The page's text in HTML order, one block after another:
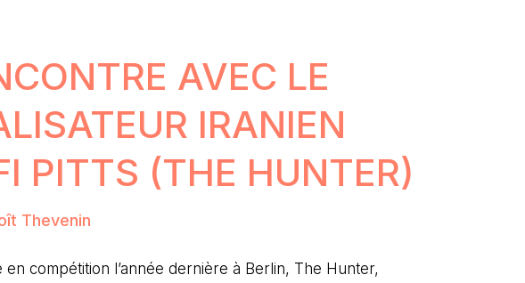
AVEC LE
IRANIEN
PITTS (THE HUNTER)
Thevenin
en compétition l’année dernière à Berlin, The Hunter,